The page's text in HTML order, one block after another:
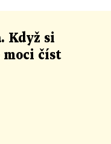
Když si
moci číst